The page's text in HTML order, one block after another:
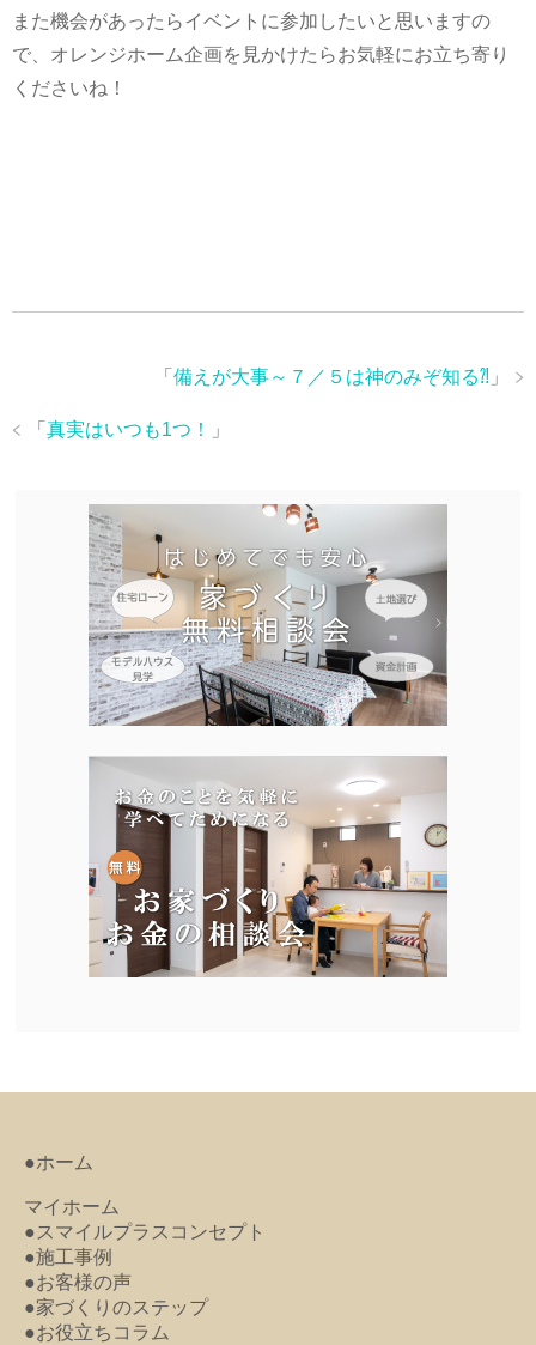
また機会があったらイベントに参加したいと思いますの
で、オレンジホーム企画を見かけたらお気軽にお立ち寄り
くださいね！
「 備えが大事～７／５は神のみぞ知る⁈ 」
「 真実はいつも1つ！ 」
●ホーム
マイホーム
●スマイルプラスコンセプト
●施工事例
●お客様の声
●家づくりのステップ
●お役立ちコラム